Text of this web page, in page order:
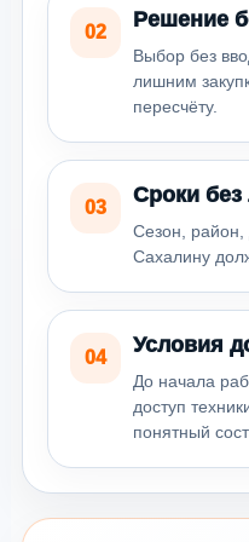
02
Решение
Выбор без
лишним
пересчёту.
03
Сроки без
Сезон, район,
Сахалину
04
Условия
До начала
доступ
понятный